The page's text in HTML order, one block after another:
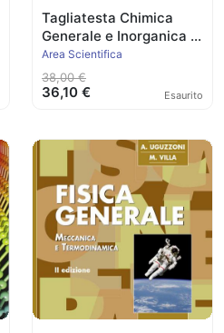
Tagliatesta Chimica
Generale e Inorganica -
Edi-Ermes-
Area Scientifica
38,00 €
36,10 € Esaurito